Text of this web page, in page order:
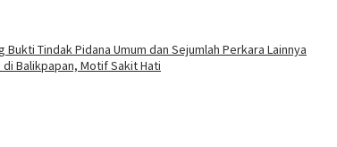
Tindak Pidana Umum dan Sejumlah Perkara Lainnya
Balikpapan, Motif Sakit Hati